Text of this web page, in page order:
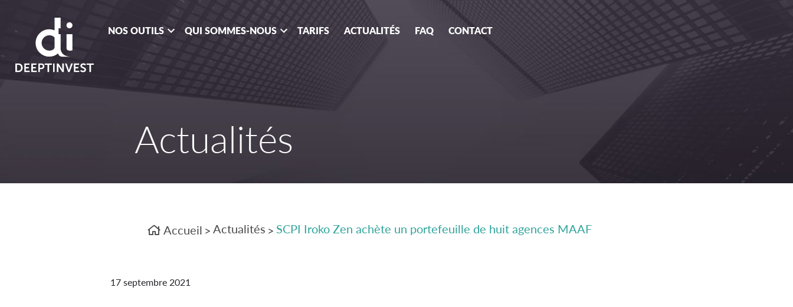
NOS OUTILS QUI SOMMES-NOUS TARIFS ACTUALITÉS FAQ CONTACT
Actualités
Accueil > Actualités > SCPI Iroko Zen achète un portefeuille de huit agences MAAF
17 septembre 2021